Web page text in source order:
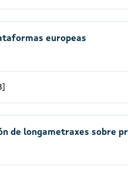
europeas
de longametraxes sobre